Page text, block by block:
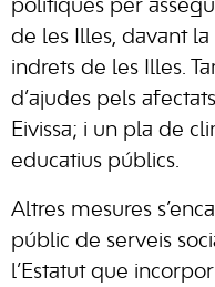
polítiques per
de les Illes, davant
indrets de les Illes.
d’ajudes pels
Eivissa; i un pla de
educatius públics.
Altres mesures
públic de serveis
l’Estatut que